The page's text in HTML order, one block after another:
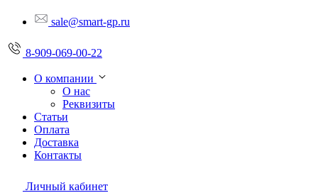
sale@smart-gp.ru
8-909-069-00-22
О компании
О нас
Реквизиты
Статьи
Оплата
Доставка
Контакты
Личный кабинет